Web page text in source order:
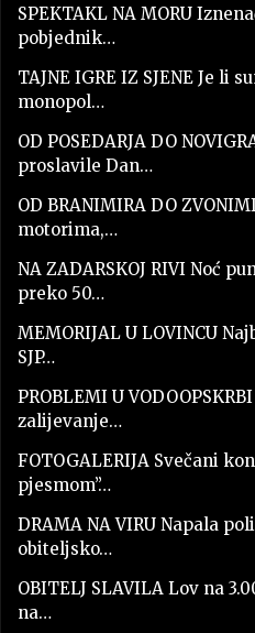
SPEKTAKL NA MORU
pobjednik…
TAJNE IGRE IZ SJENE Je li
monopol…
OD POSEDARJA DO
proslavile Dan…
OD BRANIMIRA DO
motorima,…
NA ZADARSKOJ RIVI Noć
preko 50…
MEMORIJAL U LOVINCU
SJP…
PROBLEMI U
zalijevanje…
FOTOGALERIJA Svečani
pjesmom”…
DRAMA NA VIRU Napala
obiteljsko…
OBITELJ SLAVILA Lov na
na…